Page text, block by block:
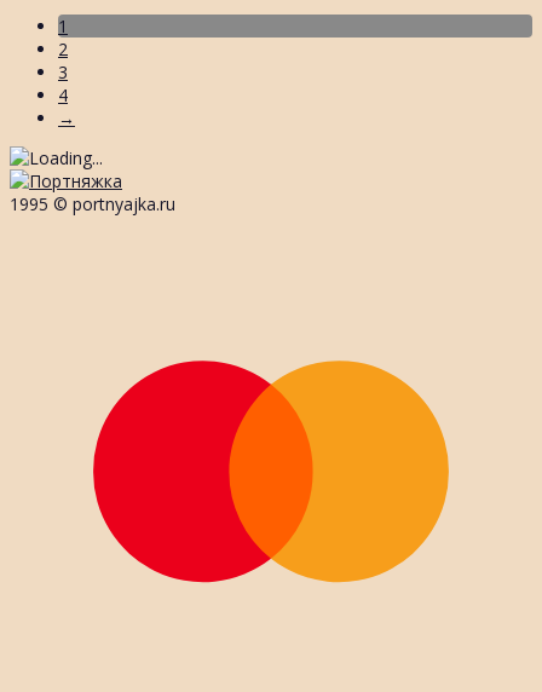
1
2
3
4
→
1995 © portnyajka.ru